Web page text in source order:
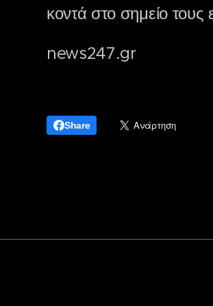
κοντά στο σημείο
news247.gr
Share